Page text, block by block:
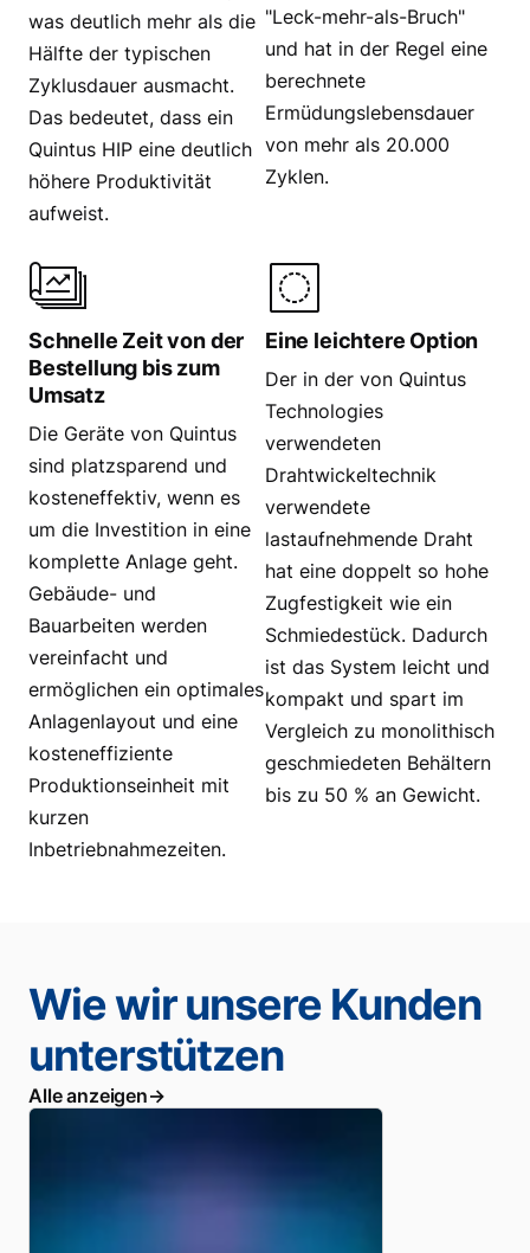
was deutlich mehr als die
Hälfte der typischen
Zyklusdauer ausmacht.
Das bedeutet, dass ein
Quintus HIP eine deutlich
höhere Produktivität
aufweist.
"Leck-mehr-als-Bruch"
und hat in der Regel eine
berechnete
Ermüdungslebensdauer
von mehr als 20.000
Zyklen.
Schnelle Zeit von der
Bestellung bis zum
Umsatz
Die Geräte von Quintus
sind platzsparend und
kosteneffektiv, wenn es
um die Investition in eine
komplette Anlage geht.
Gebäude- und
Bauarbeiten werden
vereinfacht und
ermöglichen ein optimales
Anlagenlayout und eine
kosteneffiziente
Produktionseinheit mit
kurzen
Inbetriebnahmezeiten.
Eine leichtere Option
Der in der von Quintus
Technologies
verwendeten
Drahtwickeltechnik
verwendete
lastaufnehmende Draht
hat eine doppelt so hohe
Zugfestigkeit wie ein
Schmiedestück. Dadurch
ist das System leicht und
kompakt und spart im
Vergleich zu monolithisch
geschmiedeten Behältern
bis zu 50 % an Gewicht.
Wie wir unsere Kunden
unterstützen
Alle anzeigen